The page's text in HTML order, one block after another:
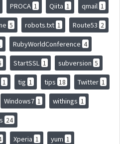
PROCA 1 Qiita 1 qmail 1
5 robots.txt 1 Route53 2
RubyWorldConference 4
StartSSL 1 subversion 5
1 tig 1 tips 18 Twitter 1
Windows7 1 withings 1
24
Xperia 1 yum 1